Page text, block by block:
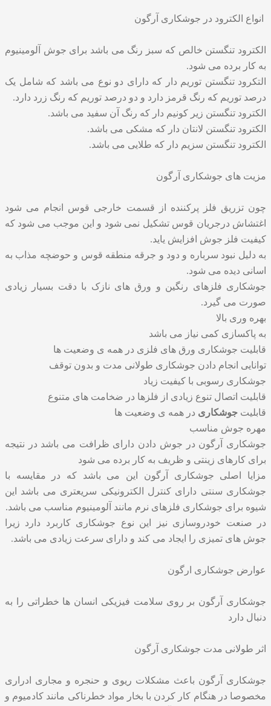
انواع الکترود در جوشکاری آرگون
الکترود تنگستن خالص که سبز رنگ می باشد برای جوش آلومینیوم
به کار برده می شود.
التکرود تنگستن توریم دار که دارای دو نوع می باشد که شامل یک
درصد توریم که رنگ قرمز دارد و دو درصد توریم که رنگ زرد دارد.
الکترود تنگستن زیر کونیم دار که رنگ آن سفید می باشد.
الکترود تنگستن لانتان دار که مشکی می باشد.
الکترود تنگستن سزیم دار که طلایی می باشد.
مزیت های جوشکاری آرگون
چون تزریق فلز پرکننده از قسمت خارجی قوس انجام می شود
اغتشاش درجریان قوس تشکیل نمی شود و این موجب می شود که
کیفیت فلز جوش افزایش یاید.
به دلیل نبود سرباره و دود و جرقه منطقه قوس و حوضچه مذاب به
اسانی دیده می شود.
جوشکاری فلزهای رنگین و ورق های نازک با دقت بسیار زیادی
صورت می گیرد.
بهره وری بالا
به پاکسازی کمی نیاز می باشد
قابلیت جوشکاری ورق های فلزی در همه ی وضعیت ها
توانایی انجام دادن جوشکاری طولانی مدت و بدون توقف
جوشکاری رسوبی با کیفیت زیاد
قابلیت اتصال تنوع زیادی از فلزها در ضخامت های متنوع
قابلیت جوشکاری در همه ی وضعیت ها
مهره جوش مناسب
جوشکاری آرگون در جوش دادن دارای ظرافت می باشد در نتیجه
برای کارهای زینتی و ظریف به کار برده می شود
مزایا اصلی جوشکاری آرگون این می باشد که در مقایسه با
جوشکاری سنتی دارای کنترل الکترونیکی سریعتری می باشد این
شیوه برای جوشکاری فلزهای نرم مانند آلومینیوم مناسب می باشد.
در صنعت خودروسازی نیز این نوع جوشکاری کاربرد دارد زیرا
جوش های تمیزی را ایجاد می کند و دارای سرعت زیادی می باشد.
عوارض جوشکاری ارگون
جوشکاری آرگون بر روی سلامت فیزیکی انسان ها خطراتی را به
دنبال دارد
اثر طولانی مدت جوشکاری آرگون
جوشکاری آرگون باعث مشکلات ریوی و حنجره و مجاری ادراری
مخصوصا در هنگام کار کردن با بخار مواد خطرناکی مانند کادمیوم و